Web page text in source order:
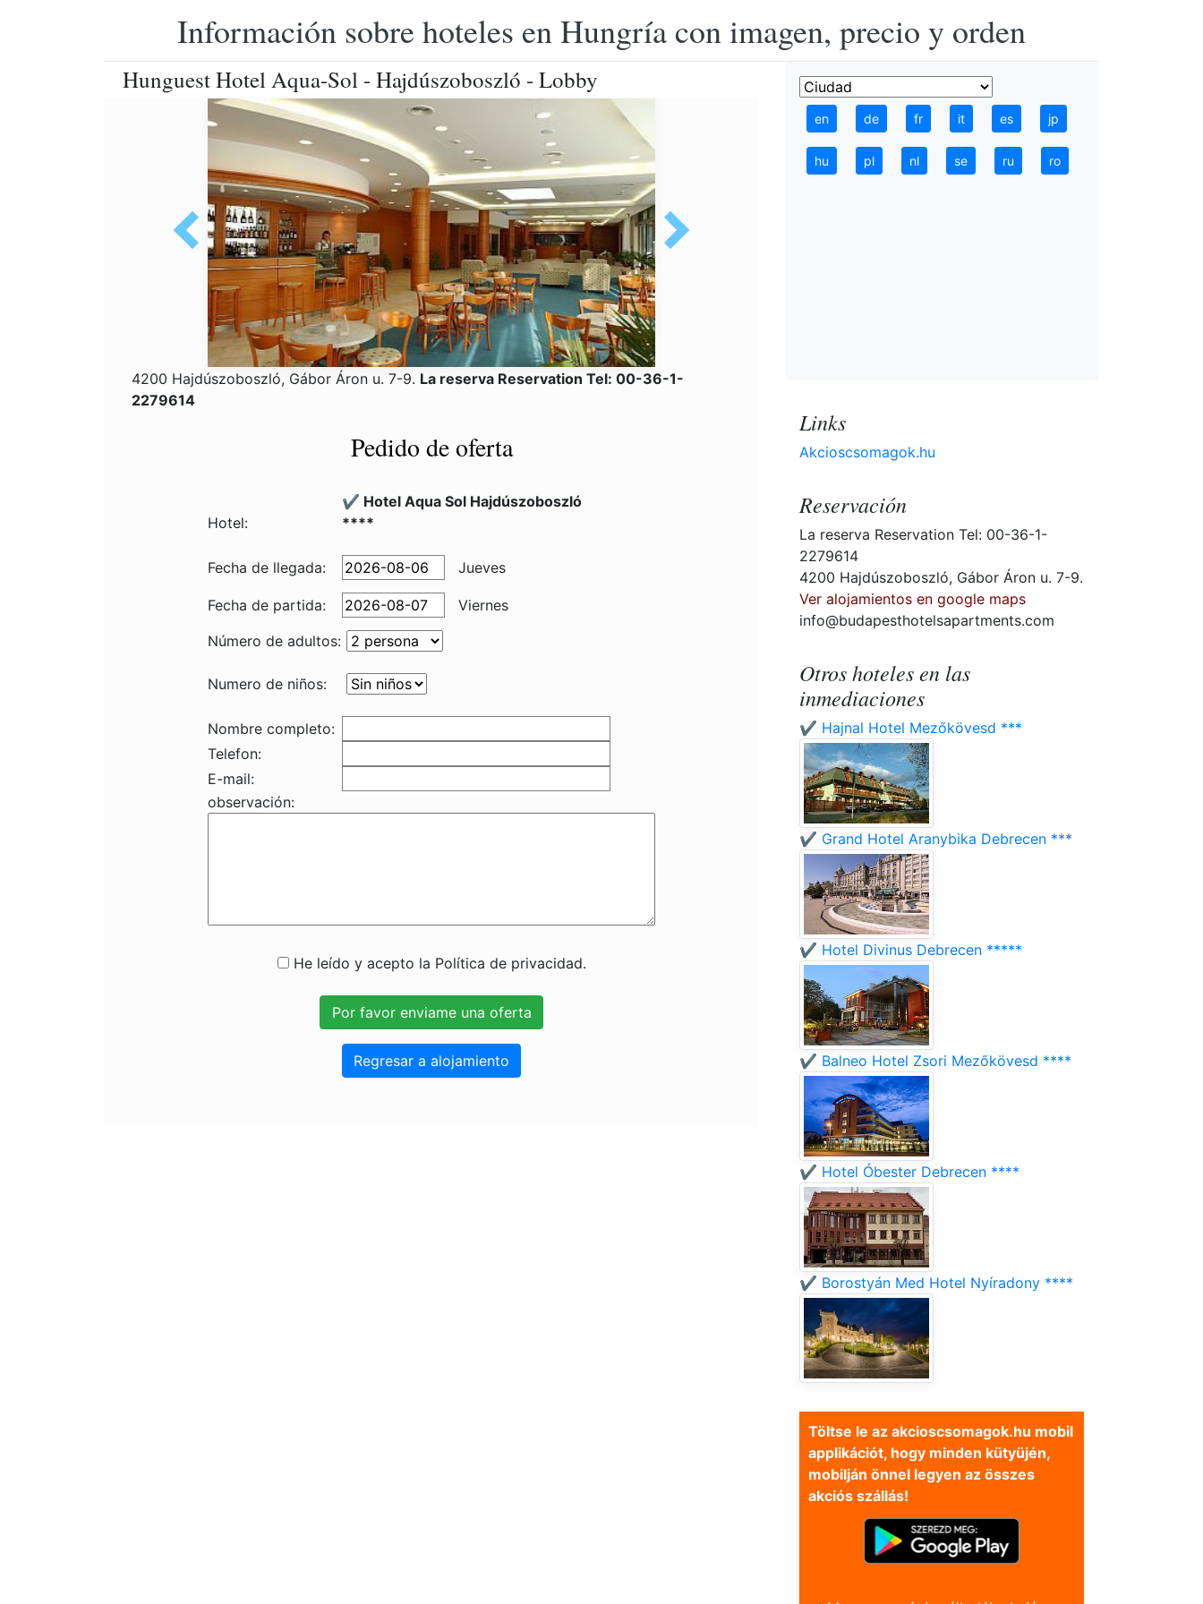
Información sobre hoteles en Hungría con imagen, precio y orden
Hunguest Hotel Aqua-Sol - Hajdúszoboszló - Lobby
4200 Hajdúszoboszló, Gábor Áron u. 7-9. La reserva Reservation Tel: 00-36-1-
2279614
Pedido de oferta
Hotel:
✔️ Hotel Aqua Sol Hajdúszoboszló
****
Fecha de llegada: Jueves
Fecha de partida:
Viernes
Número de adultos:
Numero de niños:
Nombre completo:
Telefon:
E-mail:
observación:
He leído y acepto la Política de privacidad.
Regresar a alojamiento
en de fr it es jp
hu pl nl se ru ro
Links
Akcioscsomagok.hu
Reservación
La reserva Reservation Tel: 00-36-1-
2279614
4200 Hajdúszoboszló, Gábor Áron u. 7-9.
Ver alojamientos en google maps
info@budapesthotelsapartments.com
Otros hoteles en las
inmediaciones
✔️ Hajnal Hotel Mezőkövesd ***
✔️ Grand Hotel Aranybika Debrecen ***
✔️ Hotel Divinus Debrecen *****
✔️ Balneo Hotel Zsori Mezőkövesd ****
✔️ Hotel Óbester Debrecen ****
✔️ Borostyán Med Hotel Nyíradony ****
Töltse le az akcioscsomagok.hu mobil
applikációt, hogy minden kütyüjén,
mobilján önnel legyen az összes
akciós szállás!